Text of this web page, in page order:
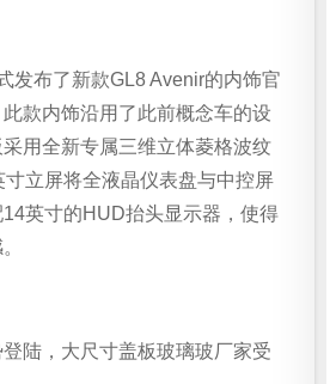
发布了新款GL8 Avenir的内饰官
款内饰沿用了此前概念车的设
用全新专属三维立体菱格波纹
立屏将全液晶仪表盘与中控屏
英寸的HUD抬头显示器，使得